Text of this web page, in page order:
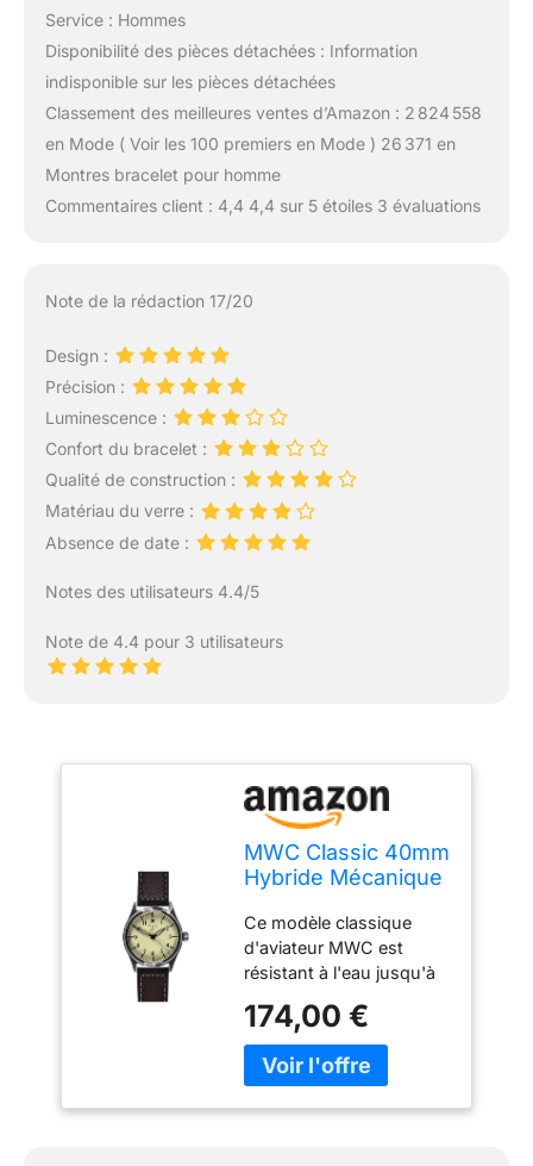
Service : Hommes
Disponibilité des pièces détachées : Information
indisponible sur les pièces détachées
Classement des meilleures ventes d’Amazon : 2 824 558
en Mode ( Voir les 100 premiers en Mode ) 26 371 en
Montres bracelet pour homme
Commentaires client : 4,4 4,4 sur 5 étoiles 3 évaluations
Note de la rédaction 17/20
Design :
Précision :
Luminescence :
Confort du bracelet :
Qualité de construction :
Matériau du verre :
Absence de date :
Notes des utilisateurs 4.4/5
Note de 4.4 pour 3 utilisateurs
MWC Classic 40mm
Hybride Mécanique
Cuir Crème Saphir
Aviateur Pilot
Homme Montre,
Noir , bracelet
Ce modèle classique
d'aviateur MWC est
résistant à l'eau jusqu'à
boîtier en acier
inoxydable et une
couronne et un fond
174,00 €